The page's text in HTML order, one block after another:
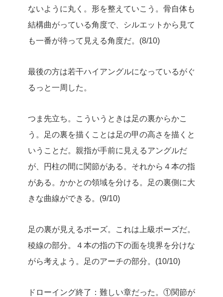
ないように丸く。形を整えていこう。骨自体も
結構曲がっている角度で、シルエットから見て
も一番が待って見える角度だ。(8/10)
最後の方は若干ハイアングルになっているがぐ
るっと一周した。
つま先立ち。こういうときは足の裏からかこ
う。足の裏を描くことは足の甲の高さを描くと
いうことだ。親指が手前に見えるアングルだ
が、円柱の間に関節がある。それから４本の指
がある。かかとの領域を分ける。足の裏側に大
きな曲線ができる。(9/10)
足の裏が見えるポーズ。これは上級ポーズだ。
稜線の部分。４本の指の下の面を境界を分けな
がら考えよう。足のアーチの部分。(10/10)
ドローイング終了：難しい章だった。①関節が